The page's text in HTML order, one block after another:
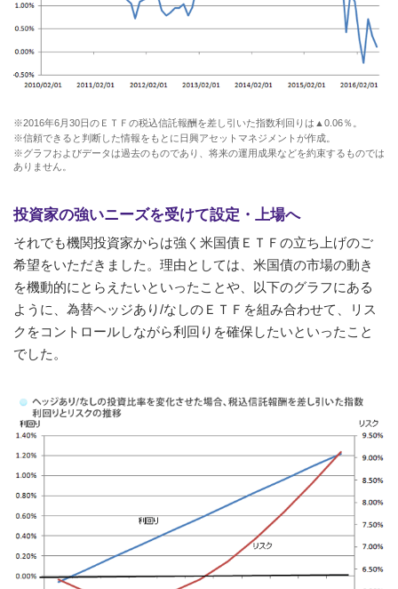
※2016年6月30日のＥＴＦの税込信託報酬を差し引いた指数利回りは▲0.06％。
※信頼できると判断した情報をもとに日興アセットマネジメントが作成。
※グラフおよびデータは過去のものであり、将来の運用成果などを約束するものでは
ありません。
投資家の強いニーズを受けて設定・上場へ
それでも機関投資家からは強く米国債ＥＴＦの立ち上げのご
希望をいただきました。理由としては、米国債の市場の動き
を機動的にとらえたいといったことや、以下のグラフにある
ように、為替ヘッジあり/なしのＥＴＦを組み合わせて、リス
クをコントロールしながら利回りを確保したいといったこと
でした。